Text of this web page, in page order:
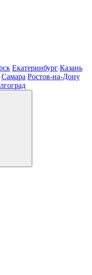
Екатеринбург Казань
Самара Ростов-на-Дону